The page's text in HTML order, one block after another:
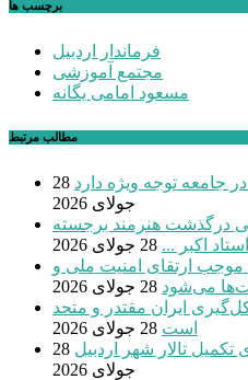
برچسب ها
فرماندار اردبیل
مجتمع آموزشی
مسعود امامی یگانه
مطالب مرتبط
جامعه توجه ویژه دارد 28
جولای 2026
پی درگذشت هنرمند برجسته
اکبر ... 28 جولای 2026
موجب ارتقای امنیت ملی و
می‌شود 28 جولای 2026
ایران مقتدر و متحد
است 28 جولای 2026
28
جولای 2026